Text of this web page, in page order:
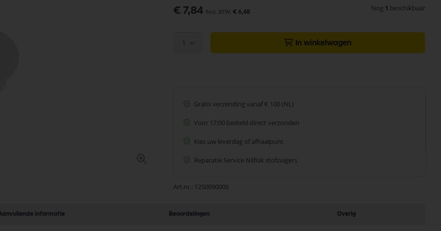
€ 7,84 € 6,48 Nog 1 beschikbaar
1 In winkelwagen
Gratis verzending vanaf € 100 (NL)
Voor 17:00 besteld direct verzonden
Kies uw leverdag of afhaalpunt
Reparatie Service Nilfisk stofzuigers
Art.nr. 1250090006
informatie Beoordelingen Overig